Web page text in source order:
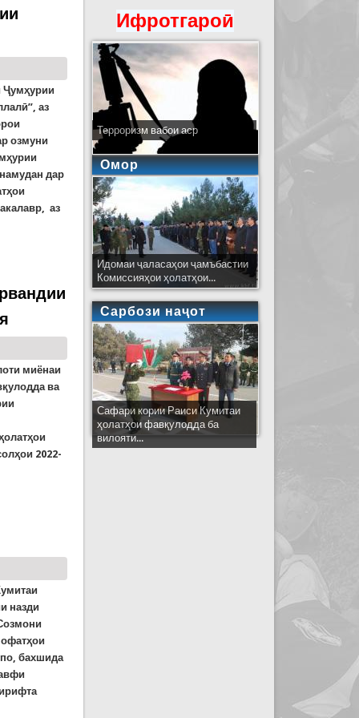
Ҷумҳурии
аз
озмуни
дар
аз
“Маркази барномаҳои байналмиллалӣ”
миёнаи
ва
2022-
ҳолатҳои фавқулоддаи Федератсияи
назди
бахшида
Ифротгароӣ
Терроризм вабои аср
Омор
Идомаи ҷаласаҳои ҷамъбастии
Комиссияҳои ҳолатҳои...
Сарбози наҷот
Сафари кории Раиси Кумитаи
ҳолатҳои фавқулодда ба
вилояти...